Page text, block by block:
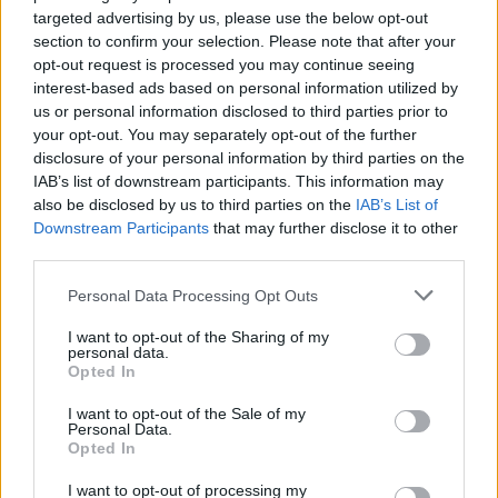
targeted advertising by us, please use the below opt-out
section to confirm your selection. Please note that after your
opt-out request is processed you may continue seeing
interest-based ads based on personal information utilized by
us or personal information disclosed to third parties prior to
your opt-out. You may separately opt-out of the further
disclosure of your personal information by third parties on the
IAB’s list of downstream participants. This information may
also be disclosed by us to third parties on the IAB’s List of
Downstream Participants that may further disclose it to other
Personal Data Processing Opt Outs
I want to opt-out of the Sharing of my
personal data.
Opted In
I want to opt-out of the Sale of my
Personal Data.
Opted In
I want to opt-out of processing my
insight sui comportamenti di visione degli abbonati
alle previsioni sulla reach delle campagne per guidare
le pianificazioni. Dalle partnership con operatori di
Snowflakee Amazon Web Services per
data storage; agenzie media), allo sviluppo del
programmatic sfruttando la tecnologia di Dynamic Ad
Insertion. Queste funzionalità saranno disponibili
quest’estate negli Stati Uniti e in Canada, e negli altri
paesi entro la fine dell’anno. Inoltre, è in fase di
abilitazione il targeting programmatic del pubblico in
Amazon DSPentro il 1° giugno e su Yahoo DSPnei
mesi successivi; e di ampliamento degli strumenti di
ottimizzazione delle conversioni.
Titoli in arrivo
Numerose le novità annunciate da